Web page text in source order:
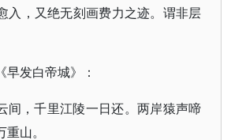
入，又绝无刻画费力之迹。谓非层
早发白帝城》：
间，千里江陵一日还。两岸猿声啼
山。